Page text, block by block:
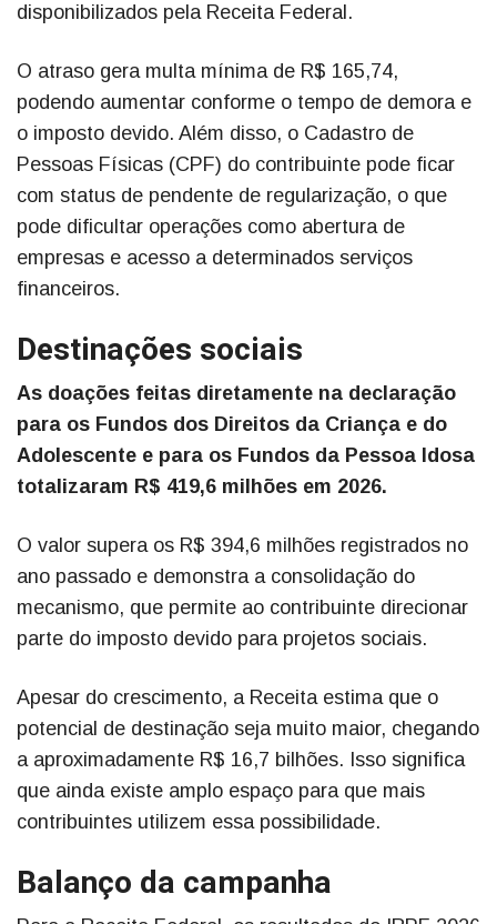
disponibilizados pela Receita Federal.
O atraso gera multa mínima de R$ 165,74,
podendo aumentar conforme o tempo de demora e
o imposto devido. Além disso, o Cadastro de
Pessoas Físicas (CPF) do contribuinte pode ficar
com status de pendente de regularização, o que
pode dificultar operações como abertura de
empresas e acesso a determinados serviços
financeiros.
Destinações sociais
As doações feitas diretamente na declaração
para os Fundos dos Direitos da Criança e do
Adolescente e para os Fundos da Pessoa Idosa
totalizaram R$ 419,6 milhões em 2026.
O valor supera os R$ 394,6 milhões registrados no
ano passado e demonstra a consolidação do
mecanismo, que permite ao contribuinte direcionar
parte do imposto devido para projetos sociais.
Apesar do crescimento, a Receita estima que o
potencial de destinação seja muito maior, chegando
a aproximadamente R$ 16,7 bilhões. Isso significa
que ainda existe amplo espaço para que mais
contribuintes utilizem essa possibilidade.
Balanço da campanha